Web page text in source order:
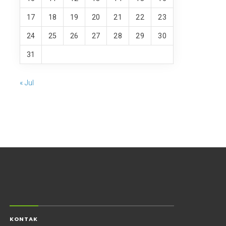
17 18 19 20 21 22 23
24 25 26 27 28 29 30
31
« Jul
KONTAK